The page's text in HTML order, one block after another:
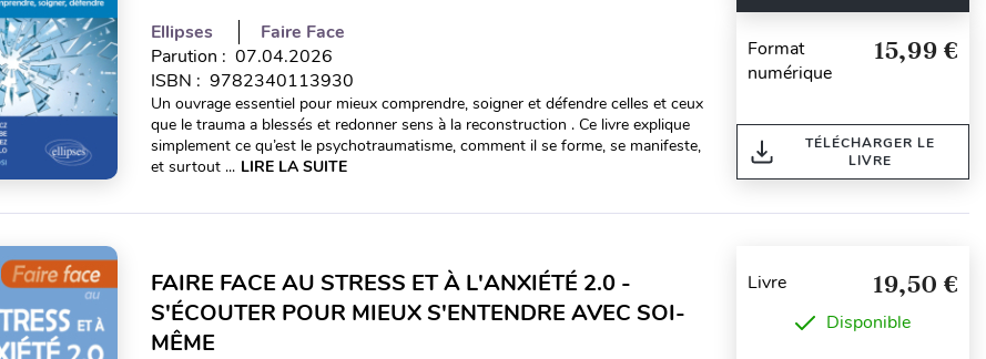
Ellipses
Faire Face
Parution : 07.04.2026
ISBN : 9782340113930
Un ouvrage essentiel pour mieux comprendre, soigner et défendre celles et ceux
que le trauma a blessés et redonner sens à la reconstruction . Ce livre explique
simplement ce qu’est le psychotraumatisme, comment il se forme, se manifeste,
et surtout ... LIRE LA SUITE
Format
numérique
15,99 €
TÉLÉCHARGER LE
LIVRE
FAIRE FACE AU STRESS ET À L'ANXIÉTÉ 2.0 -
S'ÉCOUTER POUR MIEUX S'ENTENDRE AVEC SOI-
MÊME
Livre 19,50 €
Disponible